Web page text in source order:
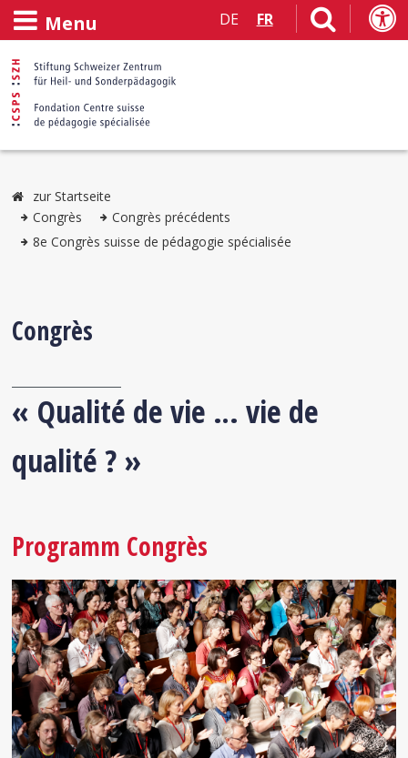
Menu DE FR
zur Startseite
Congrès
Congrès précédents
8e Congrès suisse de pédagogie spécialisée
Congrès
« Qualité de vie … vie de
qualité ? »
Programm Congrès